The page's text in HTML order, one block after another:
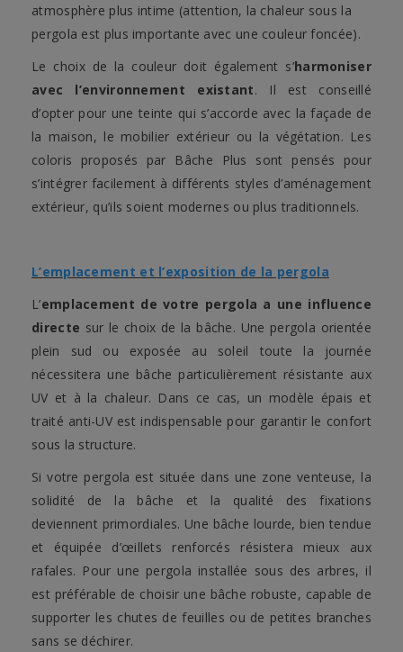
atmosphère plus intime (attention, la chaleur sous la
pergola est plus importante avec une couleur foncée).
Le choix de la couleur doit également s’harmoniser
avec l’environnement existant. Il est conseillé
d’opter pour une teinte qui s’accorde avec la façade de
la maison, le mobilier extérieur ou la végétation. Les
coloris proposés par Bâche Plus sont pensés pour
s’intégrer facilement à différents styles d’aménagement
extérieur, qu’ils soient modernes ou plus traditionnels.
L’emplacement et l’exposition de la pergola
L’emplacement de votre pergola a une influence
directe sur le choix de la bâche. Une pergola orientée
plein sud ou exposée au soleil toute la journée
nécessitera une bâche particulièrement résistante aux
UV et à la chaleur. Dans ce cas, un modèle épais et
traité anti-UV est indispensable pour garantir le confort
sous la structure.
Si votre pergola est située dans une zone venteuse, la
solidité de la bâche et la qualité des fixations
deviennent primordiales. Une bâche lourde, bien tendue
et équipée d’œillets renforcés résistera mieux aux
rafales. Pour une pergola installée sous des arbres, il
est préférable de choisir une bâche robuste, capable de
supporter les chutes de feuilles ou de petites branches
sans se déchirer.